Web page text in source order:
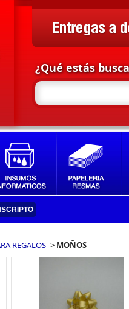
¿Qué estás
REGALOS-> MOÑOS